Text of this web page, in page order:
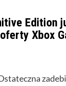
Edition
Xbox